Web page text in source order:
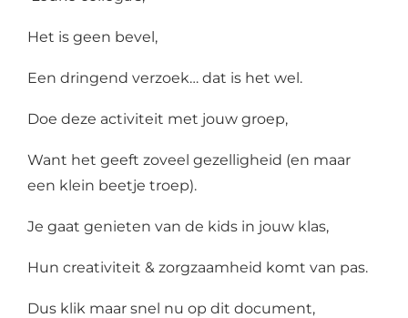
Het is geen bevel,
Een dringend verzoek… dat is het wel.
Doe deze activiteit met jouw groep,
Want het geeft zoveel gezelligheid (en maar
een klein beetje troep).
Je gaat genieten van de kids in jouw klas,
Hun creativiteit & zorgzaamheid komt van pas.
Dus klik maar snel nu op dit document,